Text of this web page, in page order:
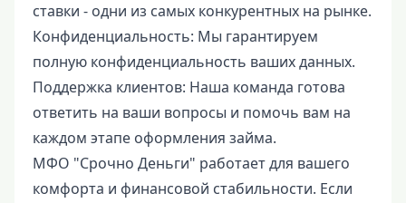
ставки - одни из самых конкурентных на рынке.
Конфиденциальность: Мы гарантируем
полную конфиденциальность ваших данных.
Поддержка клиентов: Наша команда готова
ответить на ваши вопросы и помочь вам на
каждом этапе оформления займа.
МФО "Срочно Деньги" работает для вашего
комфорта и финансовой стабильности. Если